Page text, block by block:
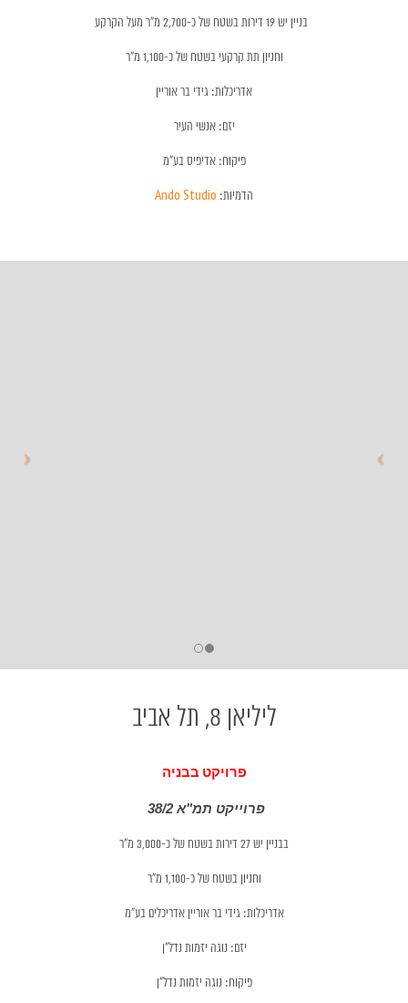
בניין יש 19 דירות בשטח של כ-2,700 מ"ר מעל הקרקע
וחניון תת קרקעי בשטח של כ-1,100 מ"ר
אדריכלות: גידי בר אוריין
יזם: אנשי העיר
פיקוח: אדיפיס בע״מ
הדמיות: Ando Studio
ליליאן 8, תל אביב
פרויקט בבניה
פרוייקט תמ"א 38/2
בבניין יש 27 דירות בשטח של כ-3,000 מ"ר
וחניון בשטח של כ-1,100 מ"ר
אדריכלות: גידי בר אוריין אדריכלים בע"מ
יזם: נוגה יזמות נדל"ן
פיקוח: נוגה יזמות נדל"ן